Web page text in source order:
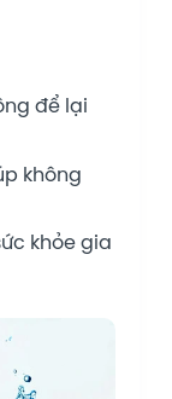
để lại
không
khỏe gia